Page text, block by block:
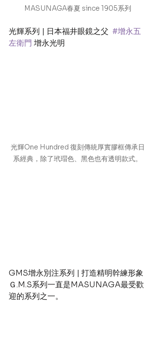
MASUNAGA春夏 since 1905系列
光輝系列 | 日本福井眼鏡之父 #增永五
左衛門 增永光明
光輝One Hundred 復刻傳統厚實膠框傳承日
系經典，除了玳瑁色、黑色也有透明款式。
GMS增永別注系列 | 打造精明幹練形象
Ｇ.M.S系列一直是MASUNAGA最受歡
迎的系列之一。